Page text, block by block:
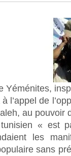
Yéménites,
l’appel de
au pouvoir
« est
les
sans